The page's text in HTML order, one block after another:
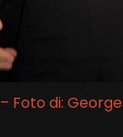
– Foto di: